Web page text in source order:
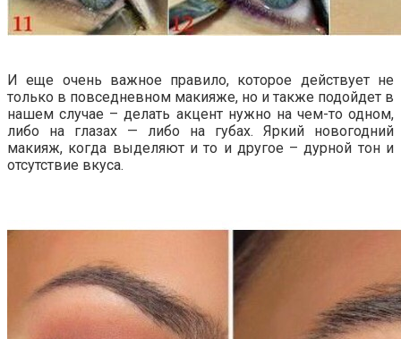
И еще очень важное правило, которое действует не
только в повседневном макияже, но и также подойдет в
нашем случае – делать акцент нужно на чем-то одном,
либо на глазах — либо на губах. Яркий новогодний
макияж, когда выделяют и то и другое – дурной тон и
отсутствие вкуса.